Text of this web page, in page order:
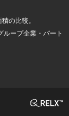
の比較。
ープ企業・パート